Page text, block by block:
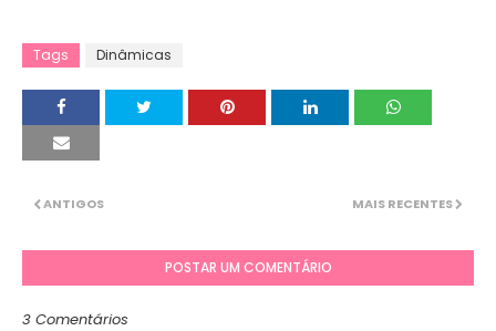
Tags Dinâmicas
MAIS RECENTES
ANTIGOS
POSTAR UM COMENTÁRIO
3 Comentários